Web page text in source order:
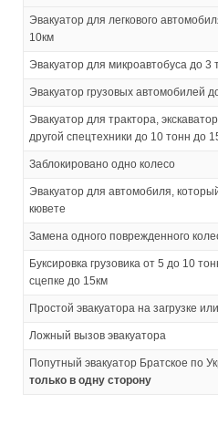
Эвакуатор для легкового
10км
Эвакуатор для микроавтобуса до 3
Эвакуатор грузовых автомобилей
Эвакуатор для трактора,
другой спецтехники до 10 тонн до
Заблокировано одно колесо
Эвакуатор для автомобиля,
кювете
Замена одного поврежденного
Буксировка грузовика от 5 до 10
сцепке до 15км
Простой эвакуатора на загрузке
Ложный вызов эвакуатора
Попутный эвакуатор Братское по
только в одну сторону